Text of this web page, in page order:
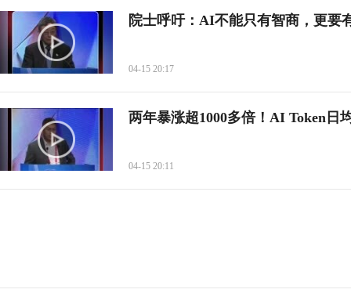
院士呼吁：AI不能只有智商，更要
04-15 20:17
两年暴涨超1000多倍！AI Token日
04-15 20:11